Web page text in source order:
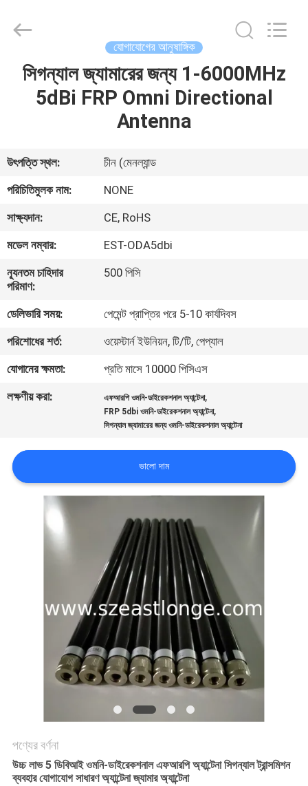
বাড়ি
ভিডিও
আমাদের
সম্পর্কে
কারখানা
মান
নিয়ন্ত্রণ
খবর
আবেদন
PRIVACY
POLICY
ELECTRONICS(HK)
CO.,LTD.
যোগাযোগের আনুষাঙ্গিক
সিগন্যাল জ্যামারের জন্য 1-6000MHz
5dBi FRP Omni Directional
Antenna
উৎপত্তি স্থল:
চীন (মেনল্যান্ড
পরিচিতিমুলক নাম:
NONE
সাক্ষ্যদান:
CE, RoHS
মডেল নম্বার:
EST-ODA5dbi
ন্যূনতম চাহিদার
পরিমাণ:
500 পিসি
ডেলিভারি সময়:
পেমেন্ট প্রাপ্তির পরে 5-10 কার্যদিবস
পরিশোধের শর্ত:
ওয়েস্টার্ন ইউনিয়ন, টি/টি, পেপ্যাল
যোগানের ক্ষমতা:
প্রতি মাসে 10000 পিসিএস
লক্ষণীয় করা:
এফআরপি ওমনি-ডাইরেকশনাল অ্যান্টেনা,
FRP 5dbi ওমনি-ডাইরেকশনাল অ্যান্টেনা,
সিগন্যাল জ্যামারের জন্য ওমনি-ডাইরেকশনাল অ্যান্টেনা
ভালো দাম
পণ্যের বর্ণনা
উচ্চ লাভ 5 ডিবিআই ওমনি-ডাইরেকশনাল এফআরপি অ্যান্টেনা সিগন্যাল ট্রান্সমিশন
ব্যবহার যোগাযোগ সাধারণ অ্যান্টেনা জ্যামার অ্যান্টেনা